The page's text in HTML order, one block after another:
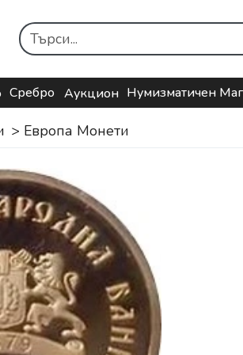
Сребро Аукцион Нумизматичен
> Европа Mонети